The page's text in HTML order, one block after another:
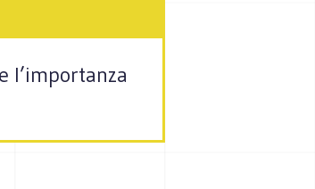
l’importanza